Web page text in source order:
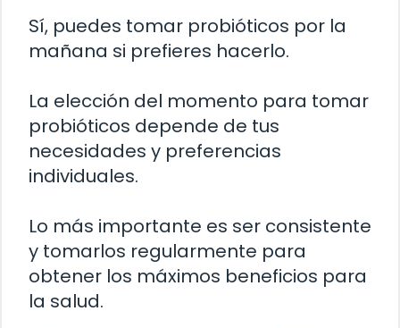
Sí, puedes tomar probióticos por la
mañana si prefieres hacerlo.
La elección del momento para tomar
probióticos depende de tus
necesidades y preferencias
individuales.
Lo más importante es ser consistente
y tomarlos regularmente para
obtener los máximos beneficios para
la salud.